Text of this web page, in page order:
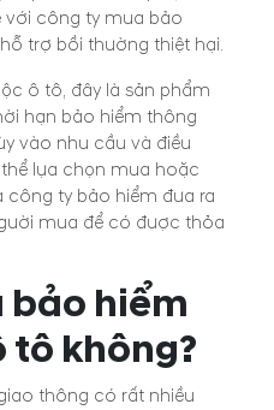
với công ty mua bảo
trợ bồi thường thiệt hại.
ô tô, đây là sản phẩm
hạn bảo hiểm thông
vào nhu cầu và điều
lựa chọn mua hoặc
công ty bảo hiểm đưa ra
mua để có được thỏa
bảo hiểm
tô không?
thông có rất nhiều